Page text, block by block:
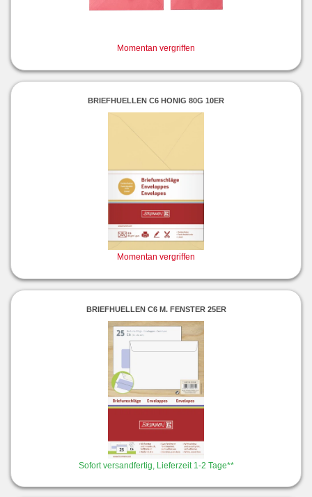
Momentan vergriffen
BRIEFHUELLEN C6 HONIG 80G 10ER
Momentan vergriffen
BRIEFHUELLEN C6 M. FENSTER 25ER
Sofort versandfertig, Lieferzeit 1-2 Tage**